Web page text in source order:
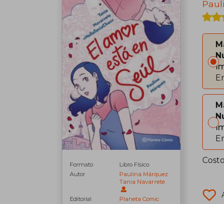
Formato
Libro Físico
Autor
Paulina Márquez
Tania Navarrete
Editorial
Planeta Comic